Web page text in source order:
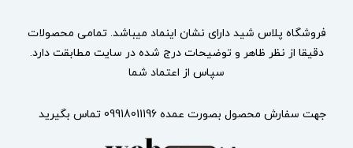
فروشگاه پلاس شید دارای نشان اینماد میباشد. تمامی محصولات
دقیقا از نظر ظاهر و توضیحات درج شده در سایت مطابقت دارد.
سپاس از اعتماد شما
جهت سفارش محصول بصورت عمده 09918011196 تماس بگیرید